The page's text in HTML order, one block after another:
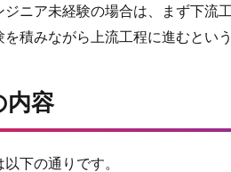
ニア未経験の場合は、まず下流
積みながら上流工程に進むとい
内容
下の通りです。